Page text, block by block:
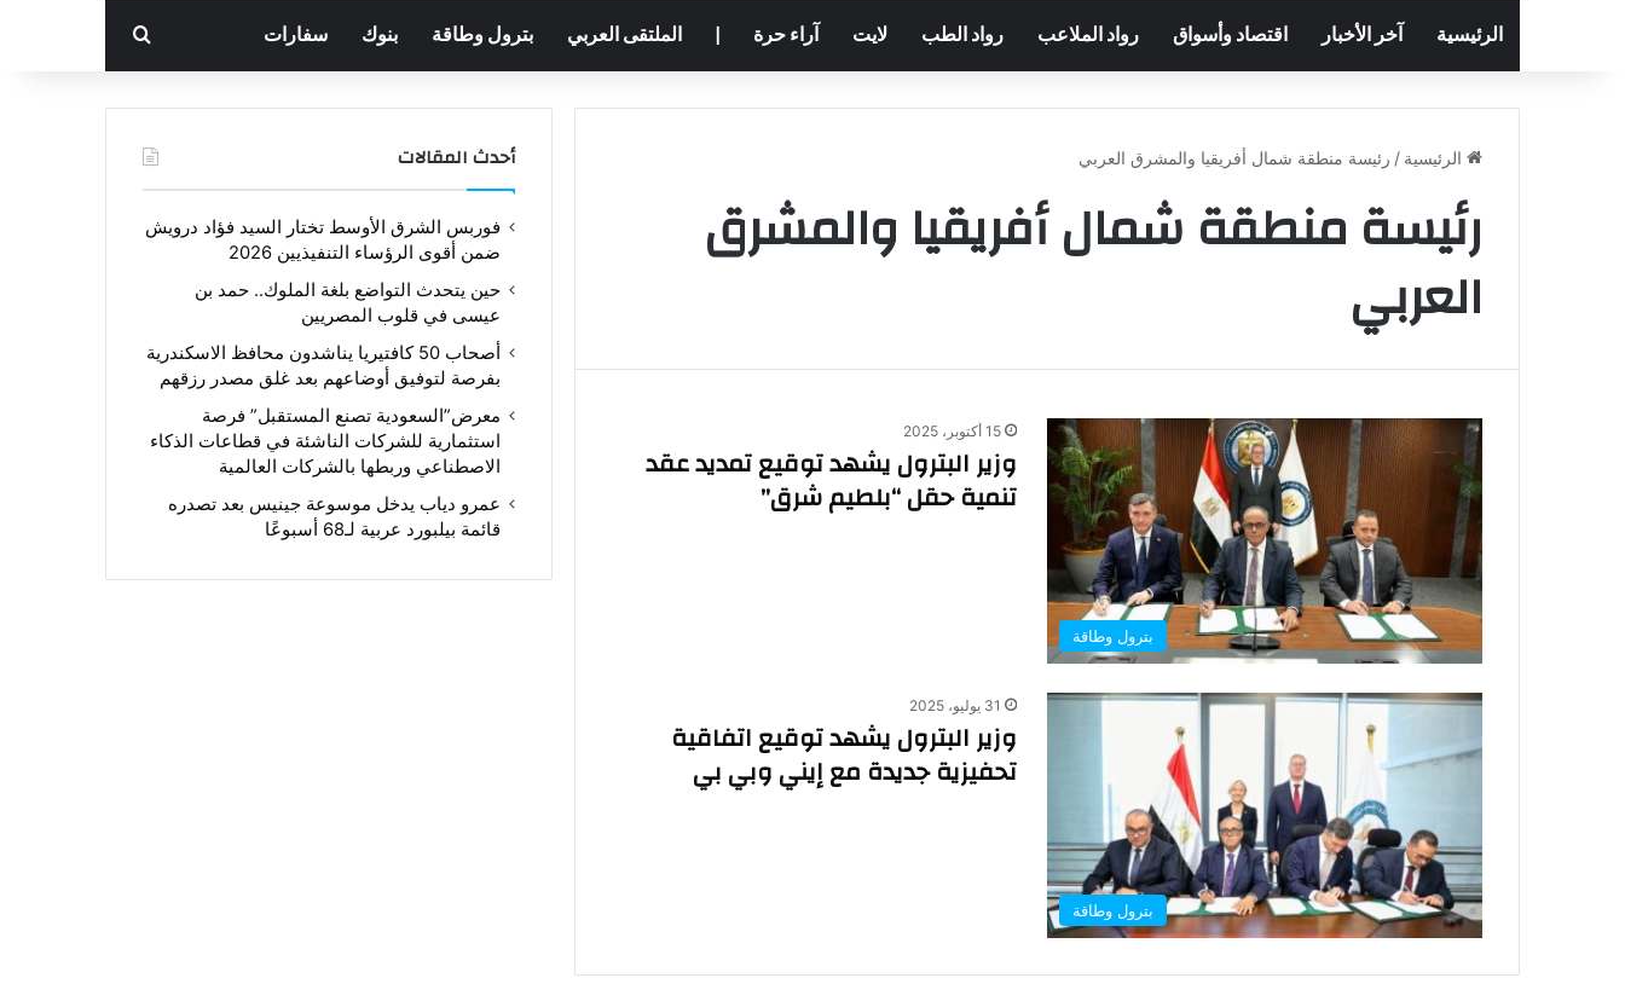
الرئيسية آخر الأخبار اقتصاد وأسواق رواد الملاعب رواد الطب لايت آراء حرة الملتقى العربي بترول وطاقة بنوك سفارات بحث عن
الرئيسية / رئيسة منطقة شمال أفريقيا والمشرق العربي
رئيسة منطقة شمال أفريقيا والمشرق
العربي
بترول وطاقة
15 أكتوبر، 2025
وزير البترول يشهد توقيع تمديد عقد
تنمية حقل “بلطيم شرق”
بترول وطاقة
31 يوليو، 2025
وزير البترول يشهد توقيع اتفاقية
تحفيزية جديدة مع إيني وبي بي
أحدث المقالات
فوربس الشرق الأوسط تختار السيد فؤاد درويش
ضمن أقوى الرؤساء التنفيذيين 2026
حين يتحدث التواضع بلغة الملوك.. حمد بن
عيسى في قلوب المصريين
أصحاب 50 كافتيريا يناشدون محافظ الاسكندرية
بفرصة لتوفيق أوضاعهم بعد غلق مصدر رزقهم
معرض”السعودية تصنع المستقبل” فرصة
استثمارية للشركات الناشئة في قطاعات الذكاء
الاصطناعي وربطها بالشركات العالمية
عمرو دياب يدخل موسوعة جينيس بعد تصدره
قائمة بيلبورد عربية لـ68 أسبوعًا